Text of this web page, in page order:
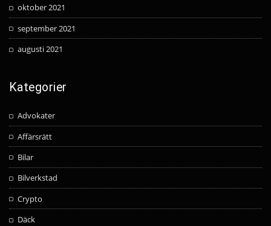
oktober 2021
september 2021
augusti 2021
Kategorier
Advokater
Affärsrätt
Bilar
Bilverkstad
Crypto
Däck